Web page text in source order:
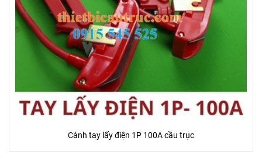
Cánh tay lấy điện 1P 100A cầu trục